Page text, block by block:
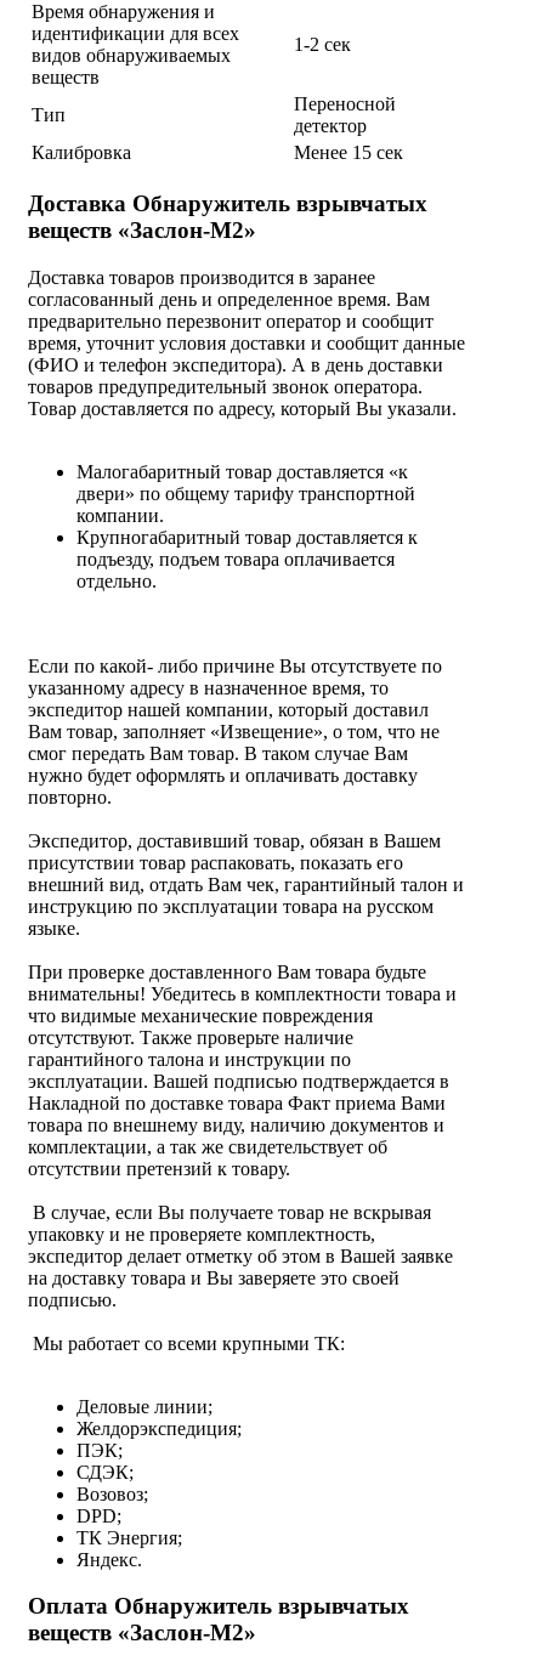
Время обнаружения и
идентификации для всех
видов обнаруживаемых
веществ
1-2 сек
Тип
Переносной
детектор
Калибровка
Менее 15 сек
Доставка Обнаружитель взрывчатых
веществ «Заслон-М2»
Доставка товаров производится в заранее
согласованный день и определенное время. Вам
предварительно перезвонит оператор и сообщит
время, уточнит условия доставки и сообщит данные
(ФИО и телефон экспедитора). А в день доставки
товаров предупредительный звонок оператора.
Товар доставляется по адресу, который Вы указали.
Малогабаритный товар доставляется «к
двери» по общему тарифу транспортной
компании.
Крупногабаритный товар доставляется к
подъезду, подъем товара оплачивается
отдельно.
Если по какой- либо причине Вы отсутствуете по
указанному адресу в назначенное время, то
экспедитор нашей компании, который доставил
Вам товар, заполняет «Извещение», о том, что не
смог передать Вам товар. В таком случае Вам
нужно будет оформлять и оплачивать доставку
повторно.
Экспедитор, доставивший товар, обязан в Вашем
присутствии товар распаковать, показать его
внешний вид, отдать Вам чек, гарантийный талон и
инструкцию по эксплуатации товара на русском
языке.
При проверке доставленного Вам товара будьте
внимательны! Убедитесь в комплектности товара и
что видимые механические повреждения
отсутствуют. Также проверьте наличие
гарантийного талона и инструкции по
эксплуатации. Вашей подписью подтверждается в
Накладной по доставке товара Факт приема Вами
товара по внешнему виду, наличию документов и
комплектации, а так же свидетельствует об
отсутствии претензий к товару.
В случае, если Вы получаете товар не вскрывая
упаковку и не проверяете комплектность,
экспедитор делает отметку об этом в Вашей заявке
на доставку товара и Вы заверяете это своей
подписью.
Мы работает со всеми крупными ТК:
Деловые линии;
Желдорэкспедиция;
ПЭК;
СДЭК;
Возовоз;
DPD;
ТК Энергия;
Яндекс.
Оплата Обнаружитель взрывчатых
веществ «Заслон-М2»